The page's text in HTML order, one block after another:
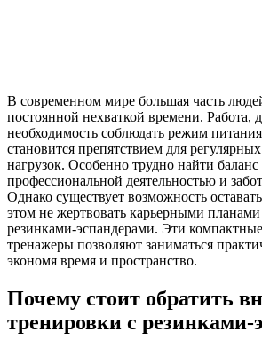
В современном мире большая часть
постоянной нехваткой времени. Работа,
необходимость соблюдать режим
становится препятствием для
нагрузок. Особенно трудно найти
профессиональной деятельностью и
Однако существует возможность
этом не жертвовать карьерными
резинками-эспандерами. Эти
тренажеры позволяют заниматься
экономя время и пространство.
Почему стоит обратить
тренировки с резинками-